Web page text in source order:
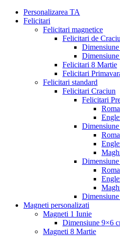
Personalizarea TA
Felicitari
Felicitari magnetice
Felicitari de
Felicitari 8 Martie
Felicitari
Felicitari standard
Felicitari Craciun
Felicitari
Magneti personalizati
Magneti 1 Iunie
Dimensiune 9×6
Magneti 8 Martie